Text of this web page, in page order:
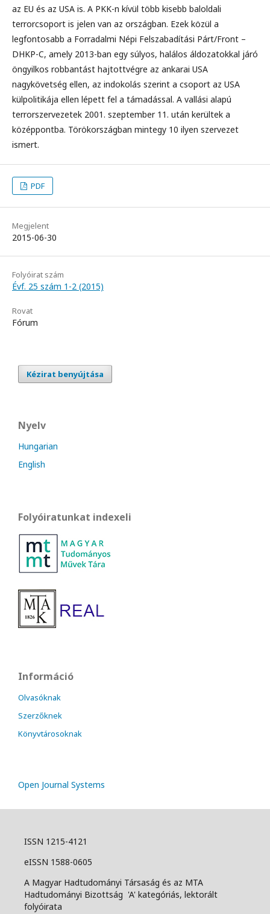
az EU és az USA is. A PKK-n kívül több kisebb baloldali
terrorcsoport is jelen van az országban. Ezek közül a
legfontosabb a Forradalmi Népi Felszabadítási Párt/Front –
DHKP-C, amely 2013-ban egy súlyos, halálos áldozatokkal járó
öngyilkos robbantást hajtottvégre az ankarai USA
nagykövetség ellen, az indokolás szerint a csoport az USA
külpolitikája ellen lépett fel a támadással. A vallási alapú
terrorszervezetek 2001. szeptember 11. után kerültek a
középpontba. Törökországban mintegy 10 ilyen szervezet
ismert.
PDF
Megjelent
2015-06-30
Folyóirat szám
Évf. 25 szám 1-2 (2015)
Rovat
Fórum
Kézirat benyújtása
Nyelv
Hungarian
English
Folyóiratunkat indexeli
Információ
Olvasóknak
Szerzőknek
Könyvtárosoknak
Open Journal Systems
ISSN 1215-4121
eISSN 1588-0605
A Magyar Hadtudományi Társaság és az MTA
Hadtudományi Bizottság 'A' kategóriás, lektorált
folyóirata